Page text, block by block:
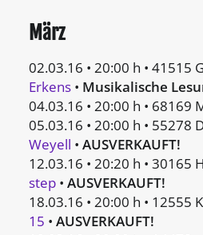
März
02.03.16 • 20:00 h • 41515
Erkens • Musikalische
04.03.16 • 20:00 h • 68169
05.03.16 • 20:00 h • 55278
Weyell • AUSVERKAUFT!
12.03.16 • 20:20 h • 30165
step • AUSVERKAUFT!
18.03.16 • 20:00 h • 12555
15 • AUSVERKAUFT!